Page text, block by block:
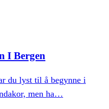
I Bergen
du lyst til å begynne i
men ha…